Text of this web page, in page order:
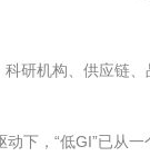
研机构、供应链
下，“低GI”已从